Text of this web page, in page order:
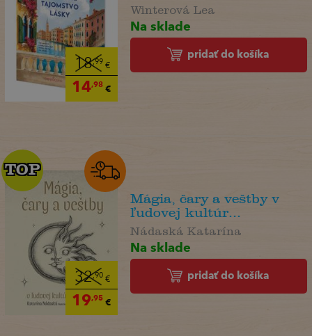
18,99 €
14,98€
Winterová Lea
Na sklade
pridať do košíka
32,90€
19,95€
TOP
TOP
Mágia, čary a veštby v
ľudovej kultúr...
Nádaská Katarína
Na sklade
pridať do košíka